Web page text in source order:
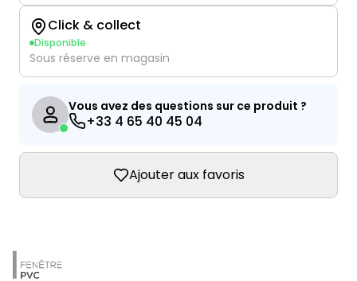
Click & collect
Disponible
Sous réserve en magasin
Vous avez des questions sur ce produit ?
+33 4 65 40 45 04
Ajouter aux favoris